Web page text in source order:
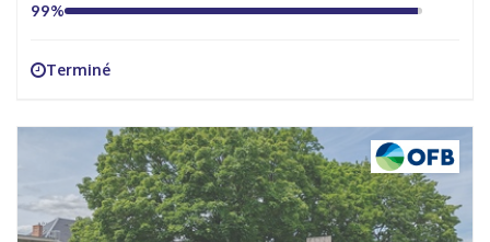
99%
Terminé